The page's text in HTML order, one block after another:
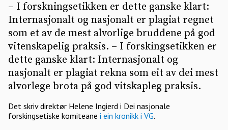
– I forskningsetikken er dette ganske klart:
Internasjonalt og nasjonalt er plagiat regnet
som et av de mest alvorlige bruddene på god
vitenskapelig praksis. – I forskingsetikken er
dette ganske klart: Internasjonalt og
nasjonalt er plagiat rekna som eit av dei mest
alvorlege brota på god vitskapleg praksis.
Det skriv direktør Helene Ingierd i Dei nasjonale
forskingsetiske komiteane i ein kronikk i VG.